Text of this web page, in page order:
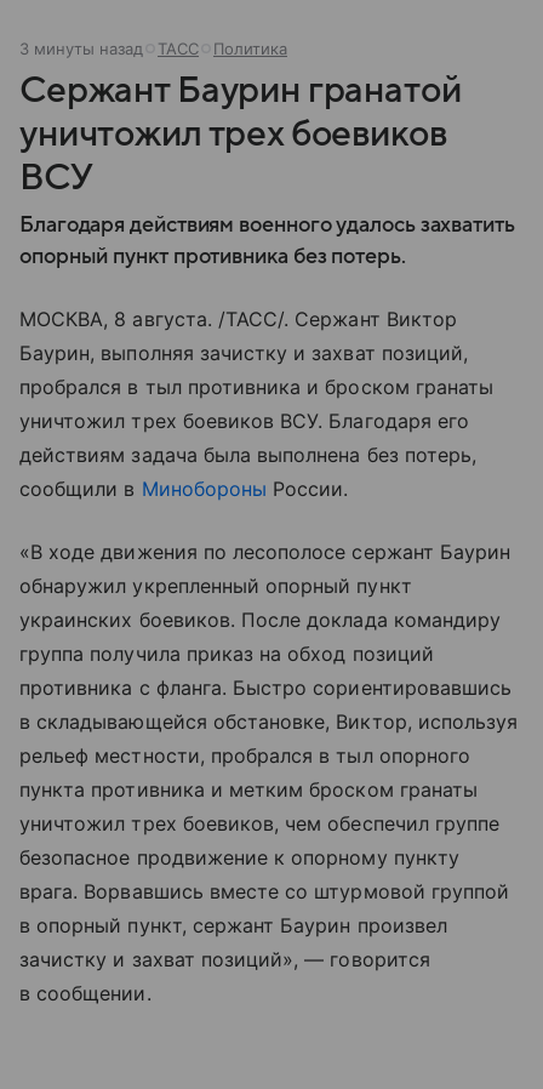
3 минуты назад ТАСС Политика
Сержант Баурин гранатой
уничтожил трех боевиков
ВСУ
Благодаря действиям военного удалось захватить
опорный пункт противника без потерь.
МОСКВА, 8 августа. /ТАСС/. Сержант Виктор
Баурин, выполняя зачистку и захват позиций,
пробрался в тыл противника и броском гранаты
уничтожил трех боевиков ВСУ. Благодаря его
действиям задача была выполнена без потерь,
сообщили в Минобороны России.
«В ходе движения по лесополосе сержант Баурин
обнаружил укрепленный опорный пункт
украинских боевиков. После доклада командиру
группа получила приказ на обход позиций
противника с фланга. Быстро сориентировавшись
в складывающейся обстановке, Виктор, используя
рельеф местности, пробрался в тыл опорного
пункта противника и метким броском гранаты
уничтожил трех боевиков, чем обеспечил группе
безопасное продвижение к опорному пункту
врага. Ворвавшись вместе со штурмовой группой
в опорный пункт, сержант Баурин произвел
зачистку и захват позиций», — говорится
в сообщении.